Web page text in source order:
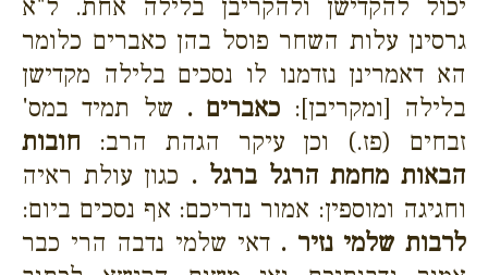
יכול להקדישן ולהקריבן בלילה אחת. ל"א
גרסינן עלות השחר פוסל בהן כאברים כלומר
הא דאמרינן נזדמנו לו נסכים בלילה מקדישן
בלילה [ומקריבן]: כאברים . של תמיד במס'
זבחים (פז.) וכן עיקר הגהת הרב: חובות
הבאות מחמת הרגל ברגל . כגון עולת ראיה
וחגיגה ומוספין: אמור נדריכם: אף נסכים ביום:
לרבות שלמי נזיר . דאי שלמי נדבה הרי כבר